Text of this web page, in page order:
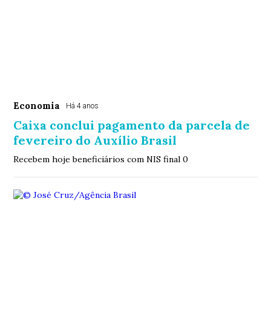
Economia Há 4 anos
Caixa conclui pagamento da parcela de
fevereiro do Auxílio Brasil
Recebem hoje beneficiários com NIS final 0